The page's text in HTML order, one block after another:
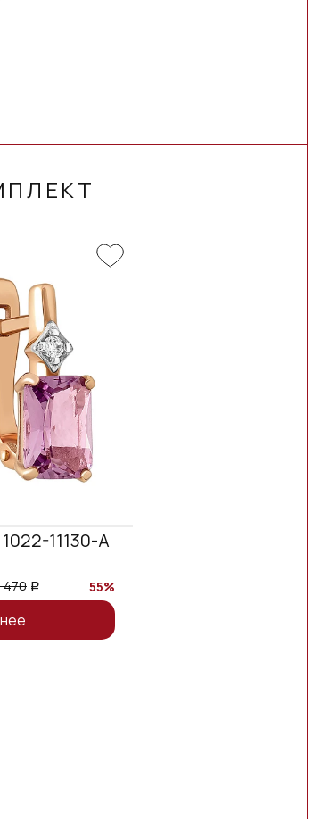
11130-A
470 a 55%